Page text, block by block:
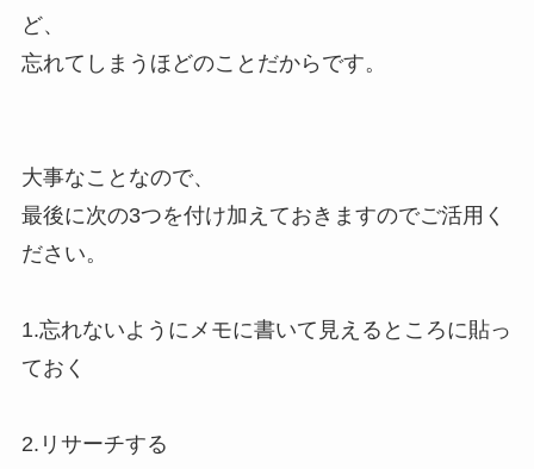
ど、
忘れてしまうほどのことだからです。
大事なことなので、
最後に次の3つを付け加えておきますのでご活用く
ださい。
1.忘れないようにメモに書いて見えるところに貼っ
ておく
2.リサーチする